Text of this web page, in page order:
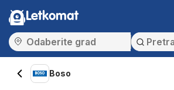
Letkomat
Boso